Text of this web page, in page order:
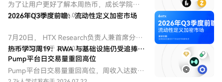
为了让用户更好了解本周热币，成长学院推
出学习赚币和交易赚币等活动。
3.1k人学过发布于 2026.07.15
2026年Q3季度前瞻：流动性定义加密市场
7月20日， HTX Research负责人兼首席分析
师 Andy Liu 做客火币大咖讲堂第五期，并以
“2026年Q3季度前瞻：全球流动性重定价下
的加密市场新秩序”为主题，围绕全球流动性
重定价、加密市场结构变化、核心资产走势
1.1k人学过发布于 2026.07.22
热币学习周19：RWA 与基础设施仍受追捧，
Pump平台日交易量重回高位
Pump平台日交易量重回高位，周收入达数百